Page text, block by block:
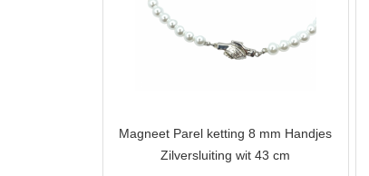
Magneet Parel ketting 8 mm Handjes
Zilversluiting wit 43 cm